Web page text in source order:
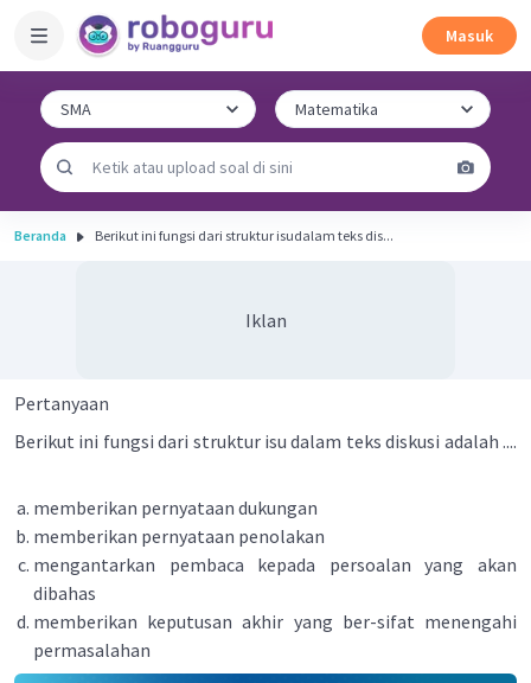
Masuk
Beranda Berikut ini fungsi dari struktur isudalam teks dis...
Iklan
Pertanyaan
Berikut ini fungsi dari struktur isu dalam teks diskusi adalah ....
memberikan pernyataan dukungan
memberikan pernyataan penolakan
mengantarkan pembaca kepada persoalan yang akan
dibahas
memberikan keputusan akhir yang ber-sifat menengahi
permasalahan